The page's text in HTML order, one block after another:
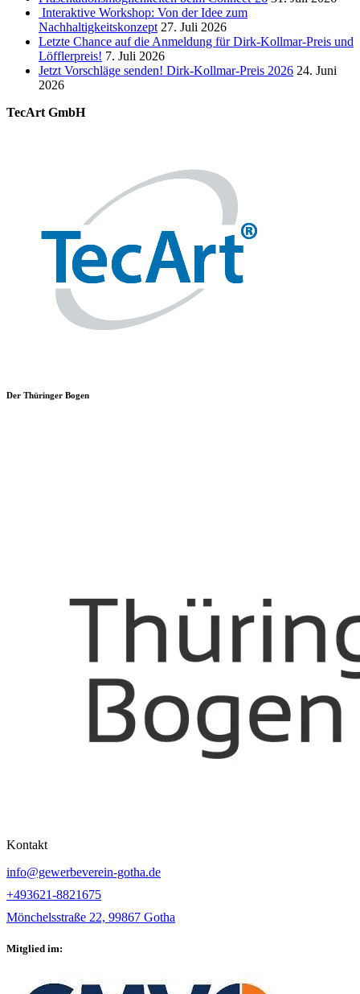
Interaktive Workshop: Von der Idee zum
Nachhaltigkeitskonzept 27. Juli 2026
Letzte Chance auf die Anmeldung für Dirk-Kollmar-Preis und
Löfflerpreis! 7. Juli 2026
Jetzt Vorschläge senden! Dirk-Kollmar-Preis 2026 24. Juni
2026
TecArt GmbH
Der Thüringer Bogen
Kontakt
info@gewerbeverein-gotha.de
+493621-8821675
Mönchelsstraße 22, 99867 Gotha
Mitglied im: